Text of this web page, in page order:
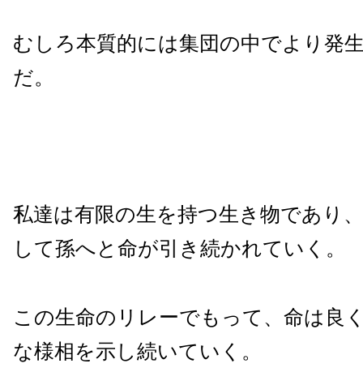
むしろ本質的には集団の中でより発
だ。
私達は有限の生を持つ生き物であり
して孫へと命が引き続かれていく。
この生命のリレーでもって、命は良
な様相を示し続いていく。